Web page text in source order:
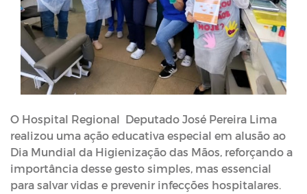
O Hospital Regional  Deputado José Pereira Lima
realizou uma ação educativa especial em alusão ao
Dia Mundial da Higienização das Mãos, reforçando a
importância desse gesto simples, mas essencial
para salvar vidas e prevenir infecções hospitalares.